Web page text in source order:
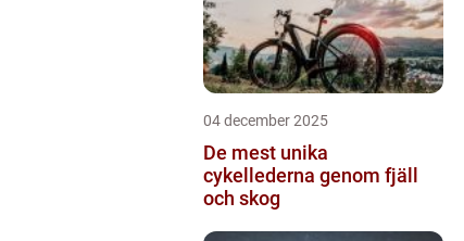
04 december 2025
De mest unika
cykellederna genom fjäll
och skog